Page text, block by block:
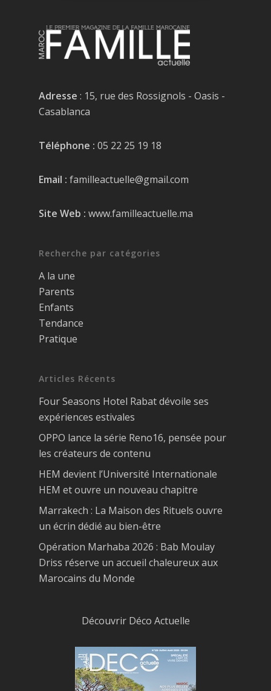
Adresse : 15, rue des Rossignols - Oasis -
Casablanca
Téléphone : 05 22 25 19 18
Email : familleactuelle@gmail.com
Site Web : www.familleactuelle.ma
Recherche par catégories
A la une
Parents
Enfants
Tendance
Pratique
Articles Récents
Four Seasons Hotel Rabat dévoile ses
expériences estivales
OPPO lance la série Reno16, pensée pour
les créateurs de contenu
HEM devient l’Université Internationale
HEM et ouvre un nouveau chapitre
Marrakech : La Maison des Rituels ouvre
un écrin dédié au bien-être
Opération Marhaba 2026 : Bab Moulay
Driss réserve un accueil chaleureux aux
Marocains du Monde
Découvrir Déco Actuelle